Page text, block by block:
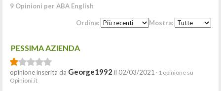
9 Opinioni per ABA English
Ordina: Mostra:
PESSIMA AZIENDA
opinione inserita da George1992 il 02/03/2021 · 1 opinione su
Opinioni.it